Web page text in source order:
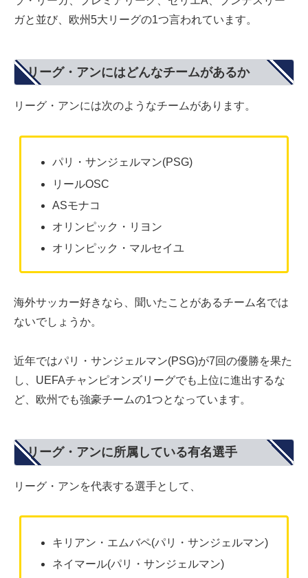
ガと並び、欧州5大リーグの1つ言われています。
リーグ・アンにはどんなチームがあるか
リーグ・アンには次のようなチームがあります。
パリ・サンジェルマン(PSG)
リールOSC
ASモナコ
オリンピック・リヨン
オリンピック・マルセイユ
海外サッカー好きなら、聞いたことがあるチーム名では
ないでしょうか。
近年ではパリ・サンジェルマン(PSG)が7回の優勝を果た
し、UEFAチャンピオンズリーグでも上位に進出するな
ど、欧州でも強豪チームの1つとなっています。
リーグ・アンに所属している有名選手
リーグ・アンを代表する選手として、
キリアン・エムバペ(パリ・サンジェルマン)
ネイマール(パリ・サンジェルマン)